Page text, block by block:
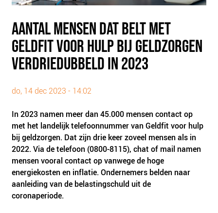
PLINKR NAZORG
SOCIALDEBT
DOORBRAAKMETHODE
COLLECTIEF SCHULDREGELEN
DE VOORZIENINGENWIJZER
VISIE EN MISSIE
HET TEAM
ONZE PARTNERS
VACATURES
IN DE MEDIA
OVER NCFG
AANTAL MENSEN DAT BELT MET
GELDFIT VOOR HULP BIJ GELDZORGEN
VERDRIEDUBBELD IN 2023
do, 14 dec 2023 - 14:02
In 2023 namen meer dan 45.000 mensen contact op
met het landelijk telefoonnummer van Geldfit voor hulp
bij geldzorgen. Dat zijn drie keer zoveel mensen als in
2022. Via de telefoon (0800-8115), chat of mail namen
mensen vooral contact op vanwege de hoge
energiekosten en inflatie. Ondernemers belden naar
aanleiding van de belastingschuld uit de
coronaperiode.